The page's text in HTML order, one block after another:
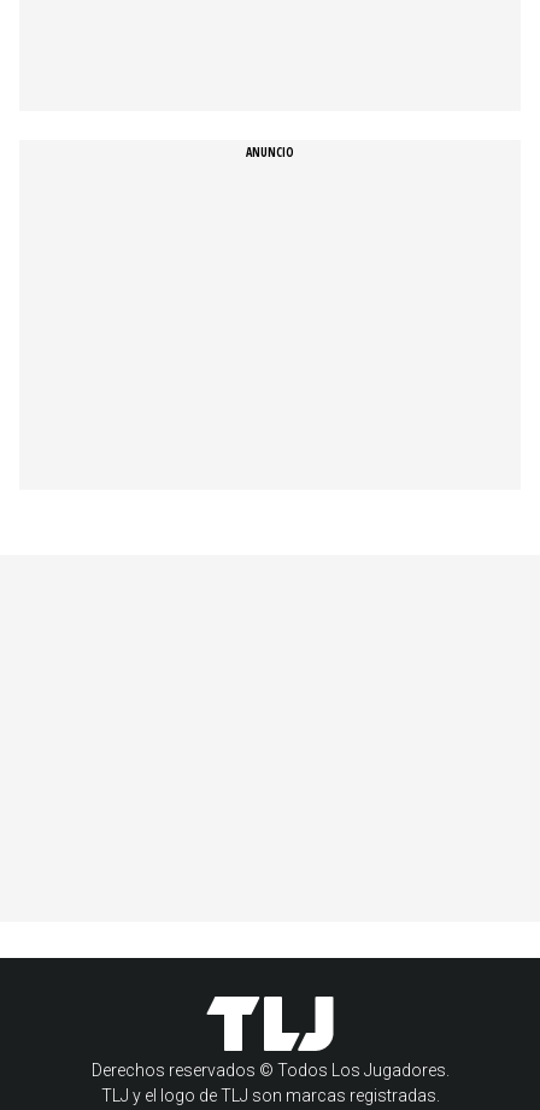
Derechos reservados © Todos Los Jugadores.
TLJ y el logo de TLJ son marcas registradas.